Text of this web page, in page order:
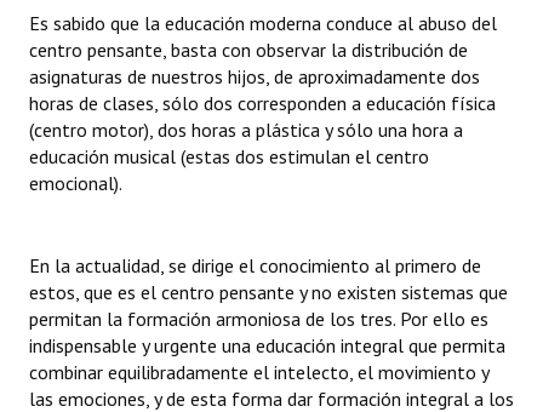
Resoluciones de Presidencia
INSTITUCIONAL
Antiguos Pobladores
Noticias Destacadas
Datos Históricos
Premio al Mérito - Registro
Audiencias Públicas - Registro
Es sabido que la educación moderna conduce al abuso del
centro pensante, basta con observar la distribución de
asignaturas de nuestros hijos, de aproximadamente dos
horas de clases, sólo dos corresponden a educación física
(centro motor), dos horas a plástica y sólo una hora a
educación musical (estas dos estimulan el centro
emocional).
En la actualidad, se dirige el conocimiento al primero de
estos, que es el centro pensante y no existen sistemas que
permitan la formación armoniosa de los tres. Por ello es
indispensable y urgente una educación integral que permita
combinar equilibradamente el intelecto, el movimiento y
las emociones, y de esta forma dar formación integral a los